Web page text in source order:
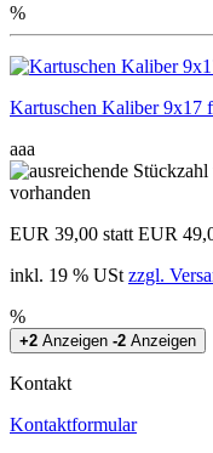
%
Kartuschen Kaliber 9x17
aaa
vorhanden
EUR 39,00 statt EUR
inkl. 19 % USt zzgl.
%
+2 Anzeigen -2 Anzeigen
Kontakt
Kontaktformular